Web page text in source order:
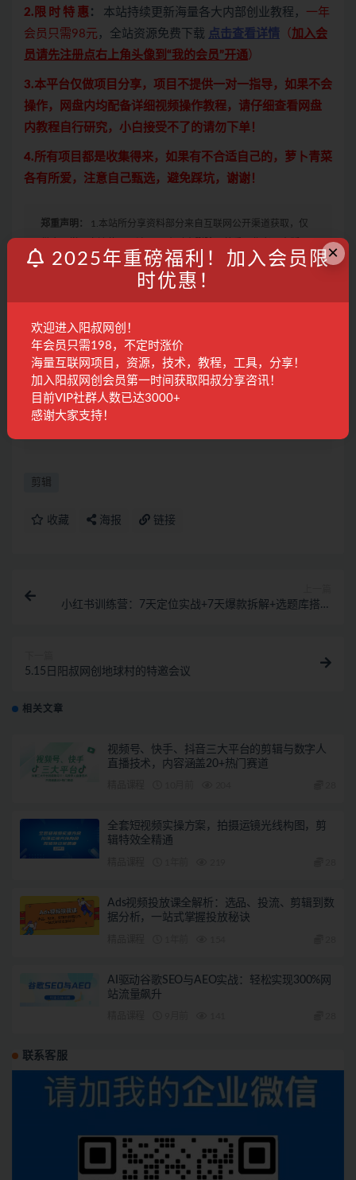
2.限 时 特 惠 ： 本站持续更新海量各大内部创业教程， 一年
会员只需98元 ，全站资源免费下载 点击查看详情 （ 加入会
员请先注册点右上角头像到“我的会员”开通 ）
3.本平台仅做项目分享，项目不提供一对一指导，如果不会
操作，网盘内均配备详细视频操作教程，请仔细查看网盘
内教程自行研究，小白接受不了的请勿下单！
4.所有项目都是收集得来，如果有不合适自己的，萝卜青菜
各有所爱，注意自己甄选，避免踩坑，谢谢！
郑重声明：
1.本站所分享资料部分来自互联网公开渠道获取，仅
方，如认为本站有使用不当的地方，或侵犯了您的权益，请联系
本站工作人员，我们会及时删除。如果遇到付费才可观看的文
供任何的一对一教学指导，不提供任何收益保障，具体请自行分
辨测试，如遇充值环节或绑定支付账户或输入支付密码之类的异
常步骤，建议停止操作，是否有风险请自行甄别，本站概不负
责！
3. 有的教程如果出现无法下载或者无内容说明链接失效了，请联
剪辑
收藏 海报 链接
小红书训练营：7天定位实战+7天爆款拆解+选题库搭建
5.15日阳叔网创地球村的特邀会议
相关文章
视频号、快手、抖音三大平台的剪辑与数字人
直播技术，内容涵盖20+热门赛道
全套短视频实操方案，拍摄运镜光线构图，剪
辑特效全精通
Ads视频投放课全解析：选品、投流、剪辑到数
据分析，一站式掌握投放秘诀
AI驱动谷歌SEO与AEO实战：轻松实现300%网
站流量飙升
联系客服
×
2025年重磅福利！加入会员限
时优惠！
欢迎进入阳叔网创！
年会员只需198，不定时涨价
海量互联网项目，资源，技术，教程，工具，分享！
加入阳叔网创会员第一时间获取阳叔分享咨讯！
目前VIP社群人数已达3000+
感谢大家支持！